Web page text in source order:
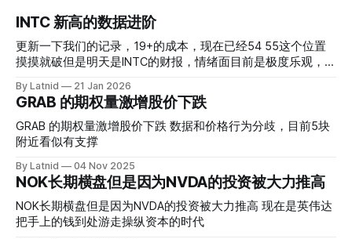
INTC 新高的数据进阶
更新一下我们的记录，19+的成本，现在已经54 55这个位置
摸摸就破但是明天是INTC的财报，情绪面目前是极度乐观，反
是突破前的支撑CC感觉可以做，放远些, 因为18A的经验还未
真正得到普遍大众的关注，当然财报可以继续出新消息顶一下
压力位置。 数据在70驻扎 整体呈现 47 – 60 短期位置
By Latnid 21 Jan 2026
GRAB 的期权量激增股价下跌
GRAB 的期权量激增股价下跌 数据和价格行为分歧，目前5块
附近看似有支撑
By Latnid 04 Nov 2025
NOK长期横盘但是因为NVDA的投资被大力推高
NOK长期横盘但是因为NVDA的投资被大力推高 现在是英伟达
把手上的钱到处游走操纵资本的时代